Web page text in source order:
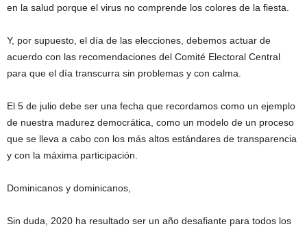
en la salud porque el virus no comprende los colores de la fiesta.
Y, por supuesto, el día de las elecciones, debemos actuar de
acuerdo con las recomendaciones del Comité Electoral Central
para que el día transcurra sin problemas y con calma.
El 5 de julio debe ser una fecha que recordamos como un ejemplo
de nuestra madurez democrática, como un modelo de un proceso
que se lleva a cabo con los más altos estándares de transparencia
y con la máxima participación.
Dominicanos y dominicanos,
Sin duda, 2020 ha resultado ser un año desafiante para todos los